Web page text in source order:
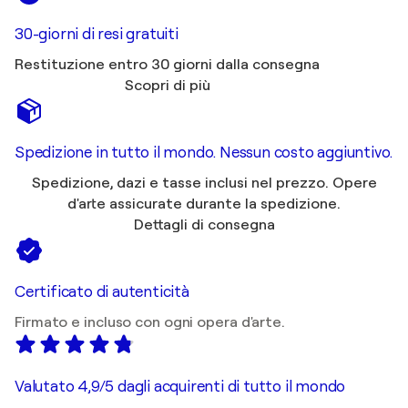
30-giorni di resi gratuiti
Restituzione entro 30 giorni dalla consegna
Scopri di più
Spedizione in tutto il mondo. Nessun costo aggiuntivo.
Spedizione, dazi e tasse inclusi nel prezzo. Opere
d'arte assicurate durante la spedizione.
Dettagli di consegna
Certificato di autenticità
Firmato e incluso con ogni opera d'arte.
Valutato 4,9/5 dagli acquirenti di tutto il mondo